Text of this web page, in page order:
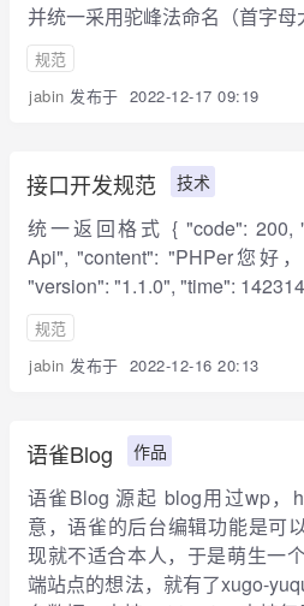
并统一采用驼峰法命名（首字母
规范
jabin 发布于 2022-12-17 09:19
接口开发规范 技术
统一返回格式 { "code": 200,
Api", "content": "PHPer您好
"version": "1.1.0", "time":
规范
jabin 发布于 2022-12-16 20:13
语雀Blog 作品
语雀Blog 源起 blog用过wp，
意，语雀的后台编辑功能是可
现就不适合本人，于是萌生一
端站点的想法，就有了xugo-